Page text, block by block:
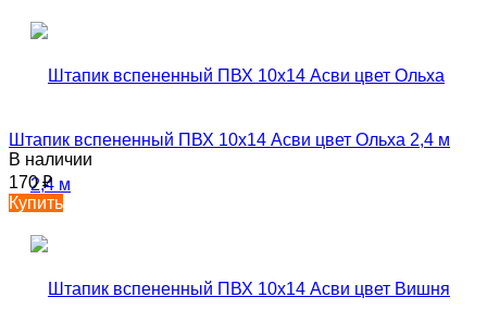
Штапик вспененный ПВХ 10х14 Асви цвет Ольха 2,4 м
В наличии
170₽
Купить